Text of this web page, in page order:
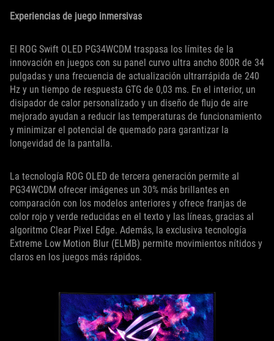
Experiencias de juego inmersivas
El ROG Swift OLED PG34WCDM traspasa los límites de la
innovación en juegos con su panel curvo ultra ancho 800R de 34
pulgadas y una frecuencia de actualización ultrarrápida de 240
Hz y un tiempo de respuesta GTG de 0,03 ms. En el interior, un
disipador de calor personalizado y un diseño de flujo de aire
mejorado ayudan a reducir las temperaturas de funcionamiento
y minimizar el potencial de quemado para garantizar la
longevidad de la pantalla.
La tecnología ROG OLED de tercera generación permite al
PG34WCDM ofrecer imágenes un 30% más brillantes en
comparación con los modelos anteriores y ofrece franjas de
color rojo y verde reducidas en el texto y las líneas, gracias al
algoritmo Clear Pixel Edge. Además, la exclusiva tecnología
Extreme Low Motion Blur (ELMB) permite movimientos nítidos y
claros en los juegos más rápidos.